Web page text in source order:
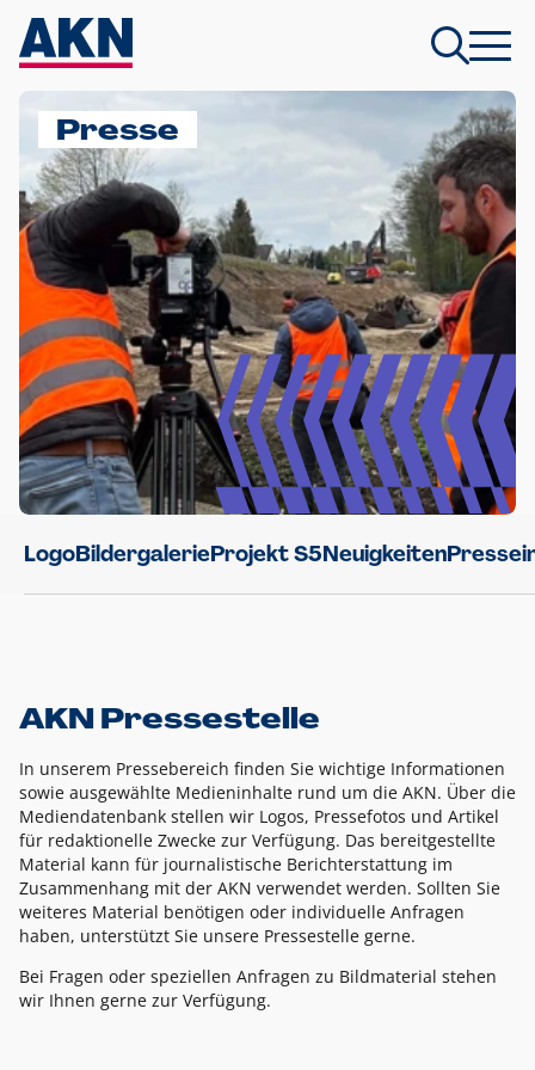
Presse
LogoBildergalerieProjekt S5Neuigkeiten
AKN Pressestelle
In unserem Pressebereich finden Sie wichtige Informationen
sowie ausgewählte Medieninhalte rund um die AKN. Über die
Mediendatenbank stellen wir Logos, Pressefotos und Artikel
für redaktionelle Zwecke zur Verfügung. Das bereitgestellte
Material kann für journalistische Berichterstattung im
Zusammenhang mit der AKN verwendet werden. Sollten Sie
weiteres Material benötigen oder individuelle Anfragen
haben, unterstützt Sie unsere Pressestelle gerne.
Bei Fragen oder speziellen Anfragen zu Bildmaterial stehen
wir Ihnen gerne zur Verfügung.